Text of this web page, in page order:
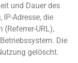
und Dauer des
Adresse, die
(Referrer-URL),
Die
gelöscht.